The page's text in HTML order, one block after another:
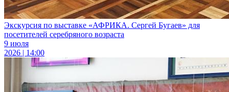
Экскурсия по выставке «АФРИКА. Сергей Бугаев» для
посетителей серебряного возраста
9 июля
2026 | 14:00